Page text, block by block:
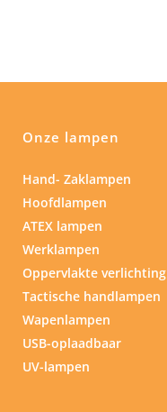
Onze lampen
Hand- Zaklampen
Hoofdlampen
ATEX lampen
Werklampen
Oppervlakte verlichting
Tactische handlampen
Wapenlampen
USB-oplaadbaar
UV-lampen